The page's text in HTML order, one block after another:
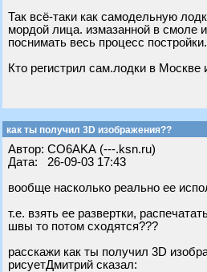
Так всё-таки как самодельную
мордой лица. измазанной в смоле
поснимать весь процесс
Кто регистрил сам.лодки в
как ты получил 3D изображения??
Автор: CO6AKA (---.ksn.ru)
Дата: 26-09-03 17:43
вообще насколько реально ее
т.е. взять ее развертки,
швы то потом сходятся???
расскажи как ты получил 3D
рисуетДмитрий сказал: